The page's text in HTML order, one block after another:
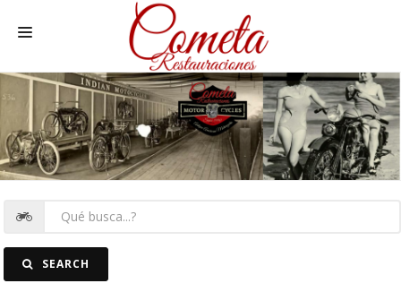
MOTOS NACIONALES Y OTRAS
REC. MOTOS
FOTOSSEARCH